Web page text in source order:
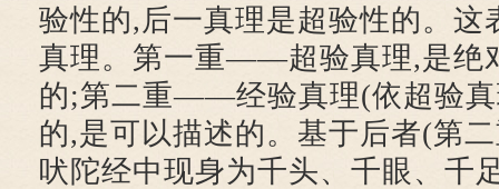
验性的,后一真理是超验性的。这
真理。第一重——超验真理,是绝
的;第二重——经验真理(依超验真
的,是可以描述的。基于后者(第
吠陀经中现身为千头、千眼、千